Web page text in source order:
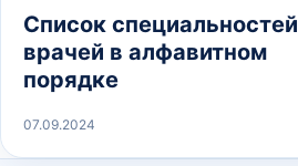
Список специальностей
врачей в алфавитном
порядке
07.09.2024